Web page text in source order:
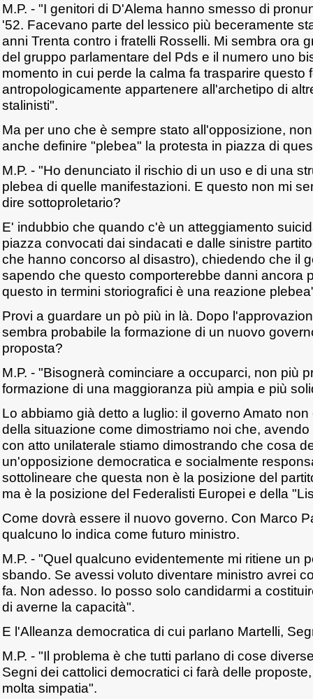
M.P. - "I genitori di D'Alema hanno smesso di
'52. Facevano parte del lessico più beceramente
anni Trenta contro i fratelli Rosselli. Mi sembra ora
del gruppo parlamentare del Pds e il numero uno
momento in cui perde la calma fa trasparire questo
antropologicamente appartenere all'archetipo di
stalinisti".
Ma per uno che è sempre stato all'opposizione,
anche definire "plebea" la protesta in piazza di
M.P. - "Ho denunciato il rischio di un uso e di una
plebea di quelle manifestazioni. E questo non mi
dire sottoproletario?
E' indubbio che quando c'è un atteggiamento
piazza convocati dai sindacati e dalle sinistre
che hanno concorso al disastro), chiedendo che il
sapendo che questo comporterebbe danni ancora
questo in termini storiografici è una reazione
Provi a guardare un pò più in là. Dopo
sembra probabile la formazione di un nuovo
proposta?
M.P. - "Bisognerà cominciare a occuparci, non più
formazione di una maggioranza più ampia e più
Lo abbiamo già detto a luglio: il governo Amato
della situazione come dimostriamo noi che,
con atto unilaterale stiamo dimostrando che cosa
un'opposizione democratica e socialmente
sottolineare che questa non è la posizione del
ma è la posizione del Federalisti Europei e della
Come dovrà essere il nuovo governo. Con Marco
qualcuno lo indica come futuro ministro.
M.P. - "Quel qualcuno evidentemente mi ritiene un
sbando. Se avessi voluto diventare ministro avrei
fa. Non adesso. Io posso solo candidarmi a
di averne la capacità".
E l'Alleanza democratica di cui parlano Martelli,
M.P. - "Il problema è che tutti parlano di cose
Segni dei cattolici democratici ci farà delle
molta simpatia".